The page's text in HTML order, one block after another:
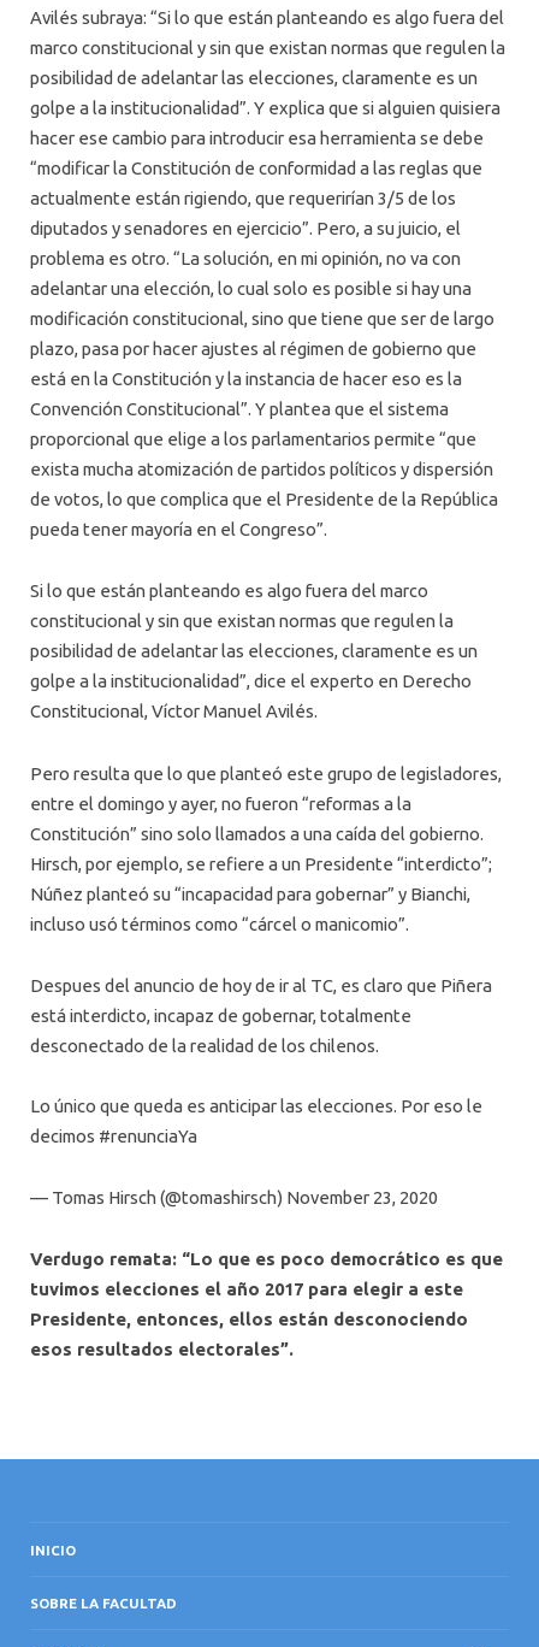
Avilés subraya: “Si lo que están planteando es algo fuera del
marco constitucional y sin que existan normas que regulen la
posibilidad de adelantar las elecciones, claramente es un
golpe a la institucionalidad”. Y explica que si alguien quisiera
hacer ese cambio para introducir esa herramienta se debe
“modificar la Constitución de conformidad a las reglas que
actualmente están rigiendo, que requerirían 3/5 de los
diputados y senadores en ejercicio”. Pero, a su juicio, el
problema es otro. “La solución, en mi opinión, no va con
adelantar una elección, lo cual solo es posible si hay una
modificación constitucional, sino que tiene que ser de largo
plazo, pasa por hacer ajustes al régimen de gobierno que
está en la Constitución y la instancia de hacer eso es la
Convención Constitucional”. Y plantea que el sistema
proporcional que elige a los parlamentarios permite “que
exista mucha atomización de partidos políticos y dispersión
de votos, lo que complica que el Presidente de la República
pueda tener mayoría en el Congreso”.
Si lo que están planteando es algo fuera del marco
constitucional y sin que existan normas que regulen la
posibilidad de adelantar las elecciones, claramente es un
golpe a la institucionalidad”, dice el experto en Derecho
Constitucional, Víctor Manuel Avilés.
Pero resulta que lo que planteó este grupo de legisladores,
entre el domingo y ayer, no fueron “reformas a la
Constitución” sino solo llamados a una caída del gobierno.
Hirsch, por ejemplo, se refiere a un Presidente “interdicto”;
Núñez planteó su “incapacidad para gobernar” y Bianchi,
incluso usó términos como “cárcel o manicomio”.
Despues del anuncio de hoy de ir al TC, es claro que Piñera
está interdicto, incapaz de gobernar, totalmente
desconectado de la realidad de los chilenos.
Lo único que queda es anticipar las elecciones. Por eso le
decimos #renunciaYa
— Tomas Hirsch (@tomashirsch) November 23, 2020
Verdugo remata: “Lo que es poco democrático es que
tuvimos elecciones el año 2017 para elegir a este
Presidente, entonces, ellos están desconociendo
esos resultados electorales”.
INICIO
SOBRE LA FACULTAD